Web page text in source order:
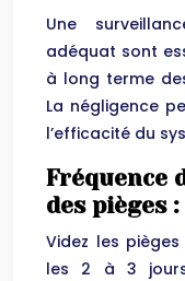
Une
adéquat sont
à long terme
La négligence
l’efficacité du
Fréquence
des
Videz les
les 2 à 3